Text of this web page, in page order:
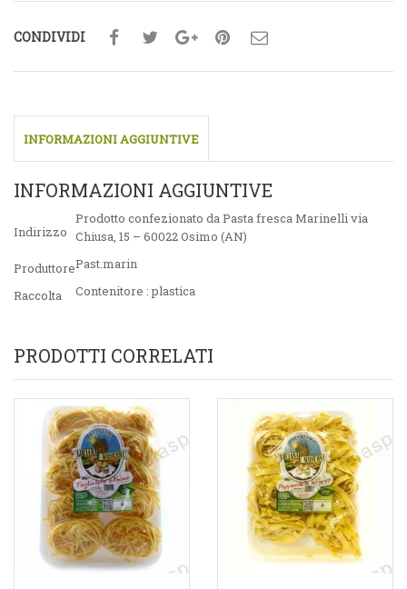
CONDIVIDI
INFORMAZIONI AGGIUNTIVE
INFORMAZIONI AGGIUNTIVE
Indirizzo
Prodotto confezionato da Pasta fresca Marinelli via
Chiusa, 15 – 60022 Osimo (AN)
ProduttorePast.marin
Raccolta
Contenitore : plastica
PRODOTTI CORRELATI